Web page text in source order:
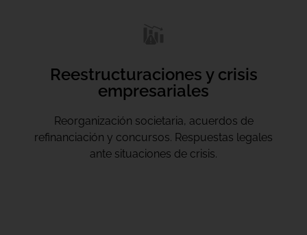
Reestructuraciones y crisis
empresariales
Reorganización societaria, acuerdos de
refinanciación y concursos. Respuestas legales
ante situaciones de crisis.